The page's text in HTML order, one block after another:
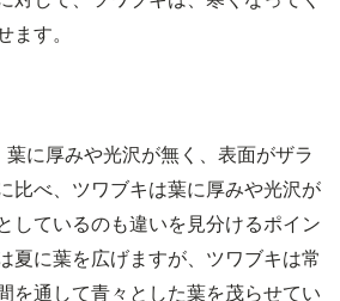
ます。
に厚みや光沢が無く、表面がザラ
比べ、ツワブキは葉に厚みや光沢が
しているのも違いを見分けるポイン
夏に葉を広げますが、ツワブキは常
を通して青々とした葉を茂らせてい